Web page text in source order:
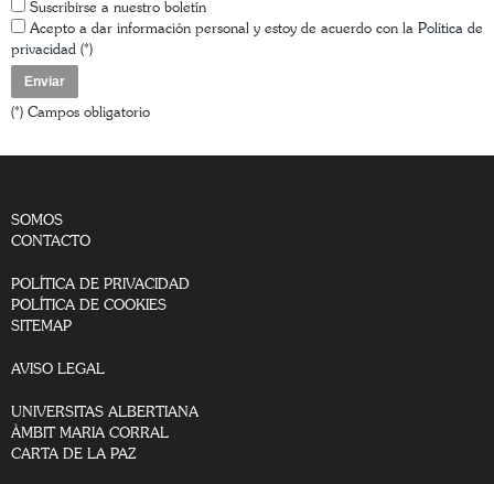
Suscribirse a nuestro boletín
Acepto a dar información personal y estoy de acuerdo con la Política de
privacidad (*)
(*) Campos obligatorio
SOMOS
CONTACTO
POLÍTICA DE PRIVACIDAD
POLÍTICA DE COOKIES
SITEMAP
AVISO LEGAL
UNIVERSITAS ALBERTIANA
ÀMBIT MARIA CORRAL
CARTA DE LA PAZ